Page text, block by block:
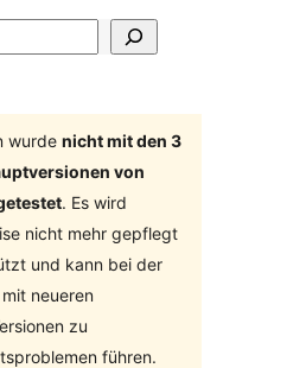
wurde nicht mit den 3
von
. Es wird
nicht mehr gepflegt
und kann bei der
neueren
zu
führen.